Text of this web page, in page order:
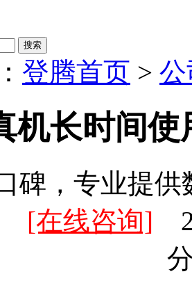
登腾首页 >
机长时间
碑，专业提
[在线咨询]